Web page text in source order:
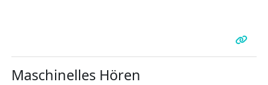
Maschinelles Hören